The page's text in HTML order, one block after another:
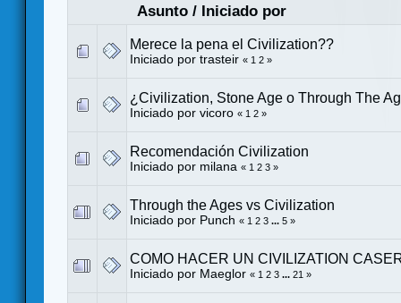
Asunto/ Iniciado por
Merece la pena el Civilization??
Iniciado por trasteir « 1 2 »
¿Civilization, Stone Age o Through The
Iniciado por vicoro « 1 2 »
Recomendación Civilization
Iniciado por milana « 1 2 3 »
Through the Ages vs Civilization
Iniciado por Punch « 1 2 3 ... 5 »
COMO HACER UN CIVILIZATION
Iniciado por Maeglor « 1 2 3 ... 21 »